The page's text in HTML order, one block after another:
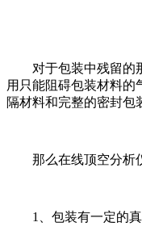
对于包装中残留的那
用只能阻碍包装材料的
隔材料和完整的密封包
那么在线顶空分析仪
1、包装有一定的真